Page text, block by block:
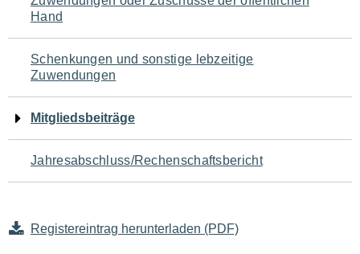
Hand
Schenkungen und sonstige lebzeitige
Zuwendungen
Mitgliedsbeiträge
Jahresabschluss/Rechenschaftsbericht
Registereintrag herunterladen (PDF)